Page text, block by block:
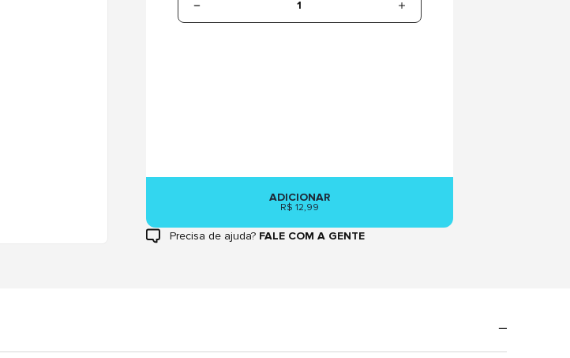
1
ADICIONAR
R$ 12,99
Precisa de ajuda? FALE COM A GENTE